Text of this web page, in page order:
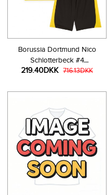
Borussia Dortmund Nico
Schlotterbeck #4
Hjemmebanetrøje Børn 2025-
219.40DKK 716.13DKK